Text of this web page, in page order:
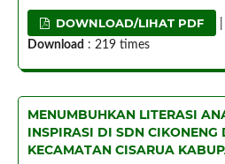
DOWNLOAD/LIHAT PDF
Download : 219 times
MENUMBUHKAN LITERASI
INSPIRASI DI SDN CIKONENG
KECAMATAN CISARUA